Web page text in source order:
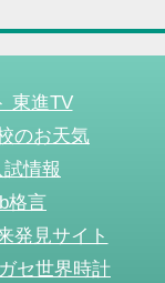
東進TV
のお天気
情報
格言
発見サイト
セ世界時計